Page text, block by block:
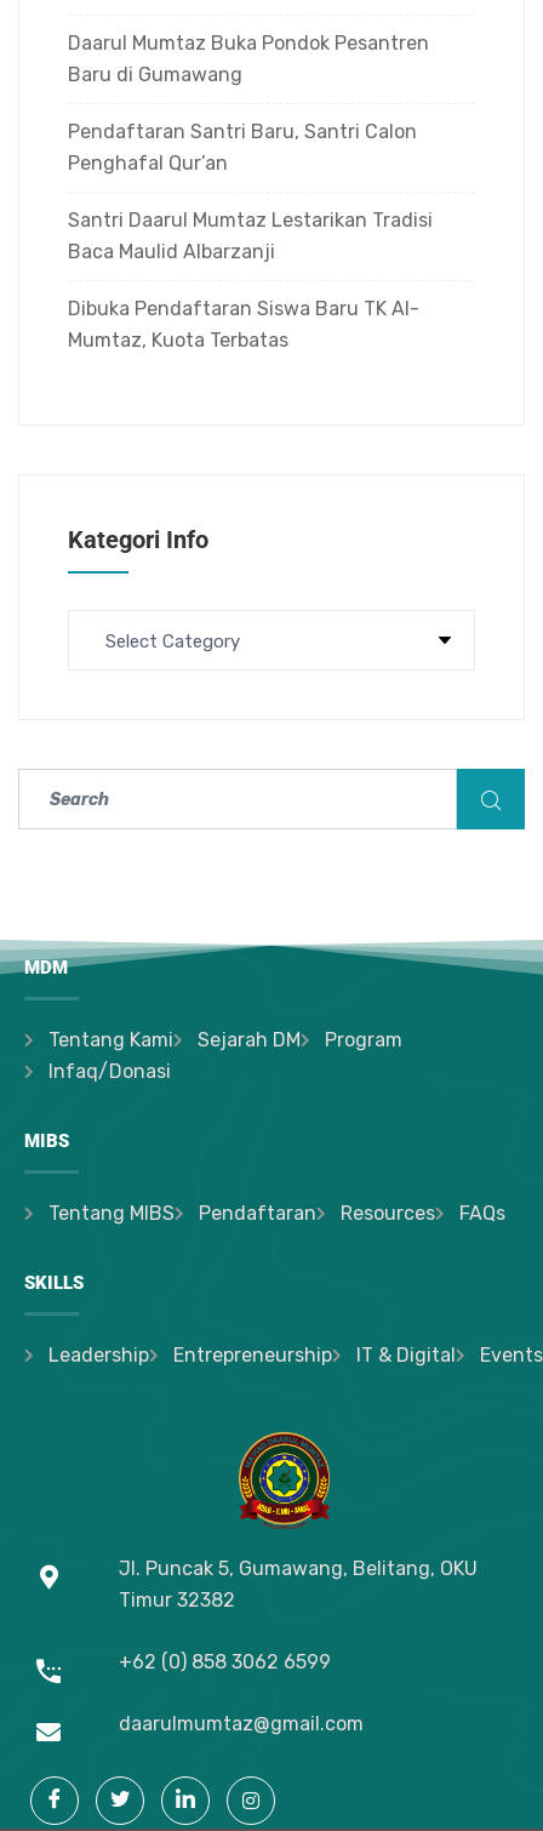
Daarul Mumtaz Buka Pondok Pesantren
Baru di Gumawang
Pendaftaran Santri Baru, Santri Calon
Penghafal Qur’an
Santri Daarul Mumtaz Lestarikan Tradisi
Baca Maulid Albarzanji
Dibuka Pendaftaran Siswa Baru TK Al-
Mumtaz, Kuota Terbatas
Kategori Info
MDM
Tentang Kami Sejarah DM
Program
Infaq/Donasi
MIBS
Tentang MIBS Pendaftaran Resources FAQs
SKILLS
Leadership Entrepreneurship IT & Digital Events
Jl. Puncak 5, Gumawang, Belitang, OKU
Timur 32382
+62 (0) 858 3062 6599
daarulmumtaz@gmail.com